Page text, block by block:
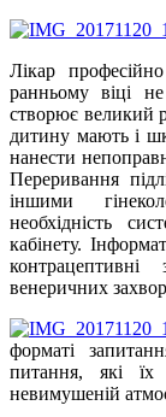
Лікар
ранньому віці
створює великий
дитину мають і
нанести
Переривання
іншими
необхідність
кабінету.
контрацептивні
венеричних
форматі
питання, які
невимушеній